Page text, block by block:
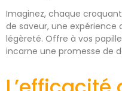
Imaginez, chaque
de saveur, une
légèreté. Offre à vos
incarne une promesse de